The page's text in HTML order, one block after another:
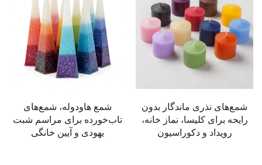
شمع هاودوله، شمع‌های
تاب‌خورده برای مراسم شبت
یهودی و آیین خانگی
شمع کلیسایی دست‌ساز
ارتودوکس از موم زنبورعسل
به شکل مخروطی برای نماز،